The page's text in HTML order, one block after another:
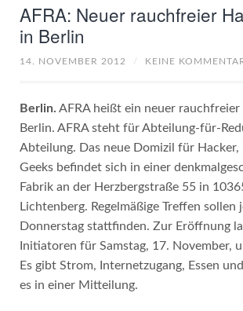
AFRA: Neuer rauchfreier
in Berlin
14. NOVEMBER 2012 / KEINE
Berlin. AFRA heißt ein neuer rauchfreier
Berlin. AFRA steht für Abteilung-für-
Abteilung. Das neue Domizil für Hacker,
Geeks befindet sich in einer
Fabrik an der Herzbergstraße 55 in
Lichtenberg. Regelmäßige Treffen sollen
Donnerstag stattfinden. Zur Eröffnung
Initiatoren für Samstag, 17. November,
Es gibt Strom, Internetzugang, Essen
es in einer Mitteilung.